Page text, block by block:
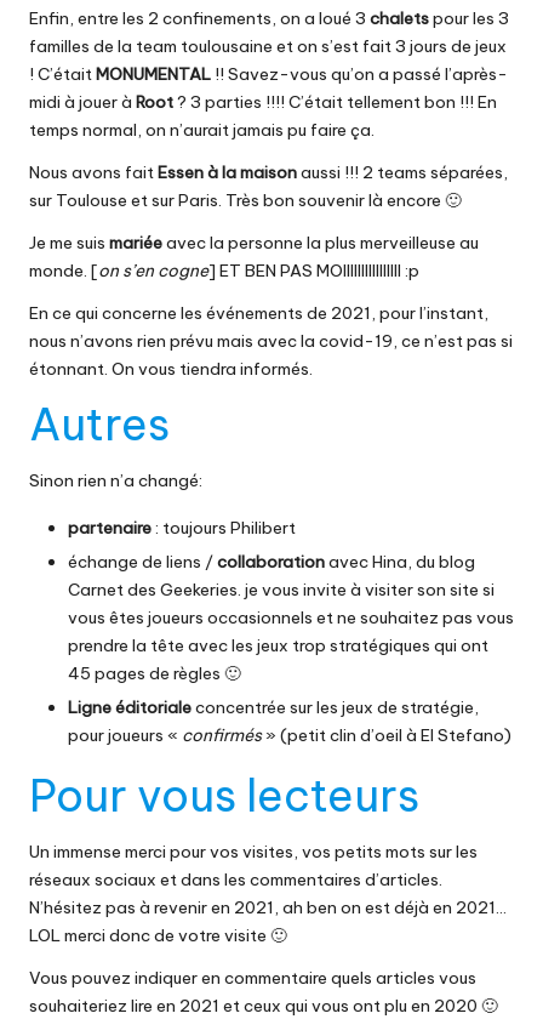
Enfin, entre les 2 confinements, on a loué 3 chaletspour les 3
familles de la team toulousaine et on s’est fait 3 jours de jeux
! C’étaitMONUMENTAL !! Savez-vous qu’on a passé l’après-
midi à jouer à Root? 3 parties !!!! C’était tellement bon !!! En
temps normal, on n’aurait jamais pu faire ça.
Nous avons faitEssen à la maisonaussi !!! 2 teams séparées,
sur Toulouse et sur Paris. Très bon souvenir là encore 🙂
Je me suis mariéeavec la personne la plus merveilleuse au
monde. [on s’en cogne] ET BEN PAS MOIIIIIIIIIIIIIIII :p
En ce qui concerne les événements de 2021, pour l’instant,
nous n’avons rien prévu mais avec la covid-19, ce n’est pas si
étonnant. On vous tiendra informés.
Autres
Sinon rien n’a changé:
partenaire: toujours Philibert
échange de liens /collaborationavecHina, du blog
Carnet des Geekeries. je vous invite à visiter son site si
vous êtes joueurs occasionnels et ne souhaitez pas vous
prendre la tête avec les jeux trop stratégiques qui ont
45 pages de règles 🙂
Ligne éditorialeconcentrée sur les jeux de stratégie,
pour joueurs « confirmés» (petitclin d’oeil à El Stefano)
Pour vous lecteurs
Un immense merci pour vos visites, vos petits mots sur les
réseaux sociaux et dans les commentaires d’articles.
N’hésitez pas à revenir en 2021, ah ben on est déjà en 2021…
LOL merci donc de votre visite 🙂
Vous pouvez indiquer en commentaire quels articles vous
souhaiteriez lire en 2021 et ceux qui vous ont plu en 2020 🙂